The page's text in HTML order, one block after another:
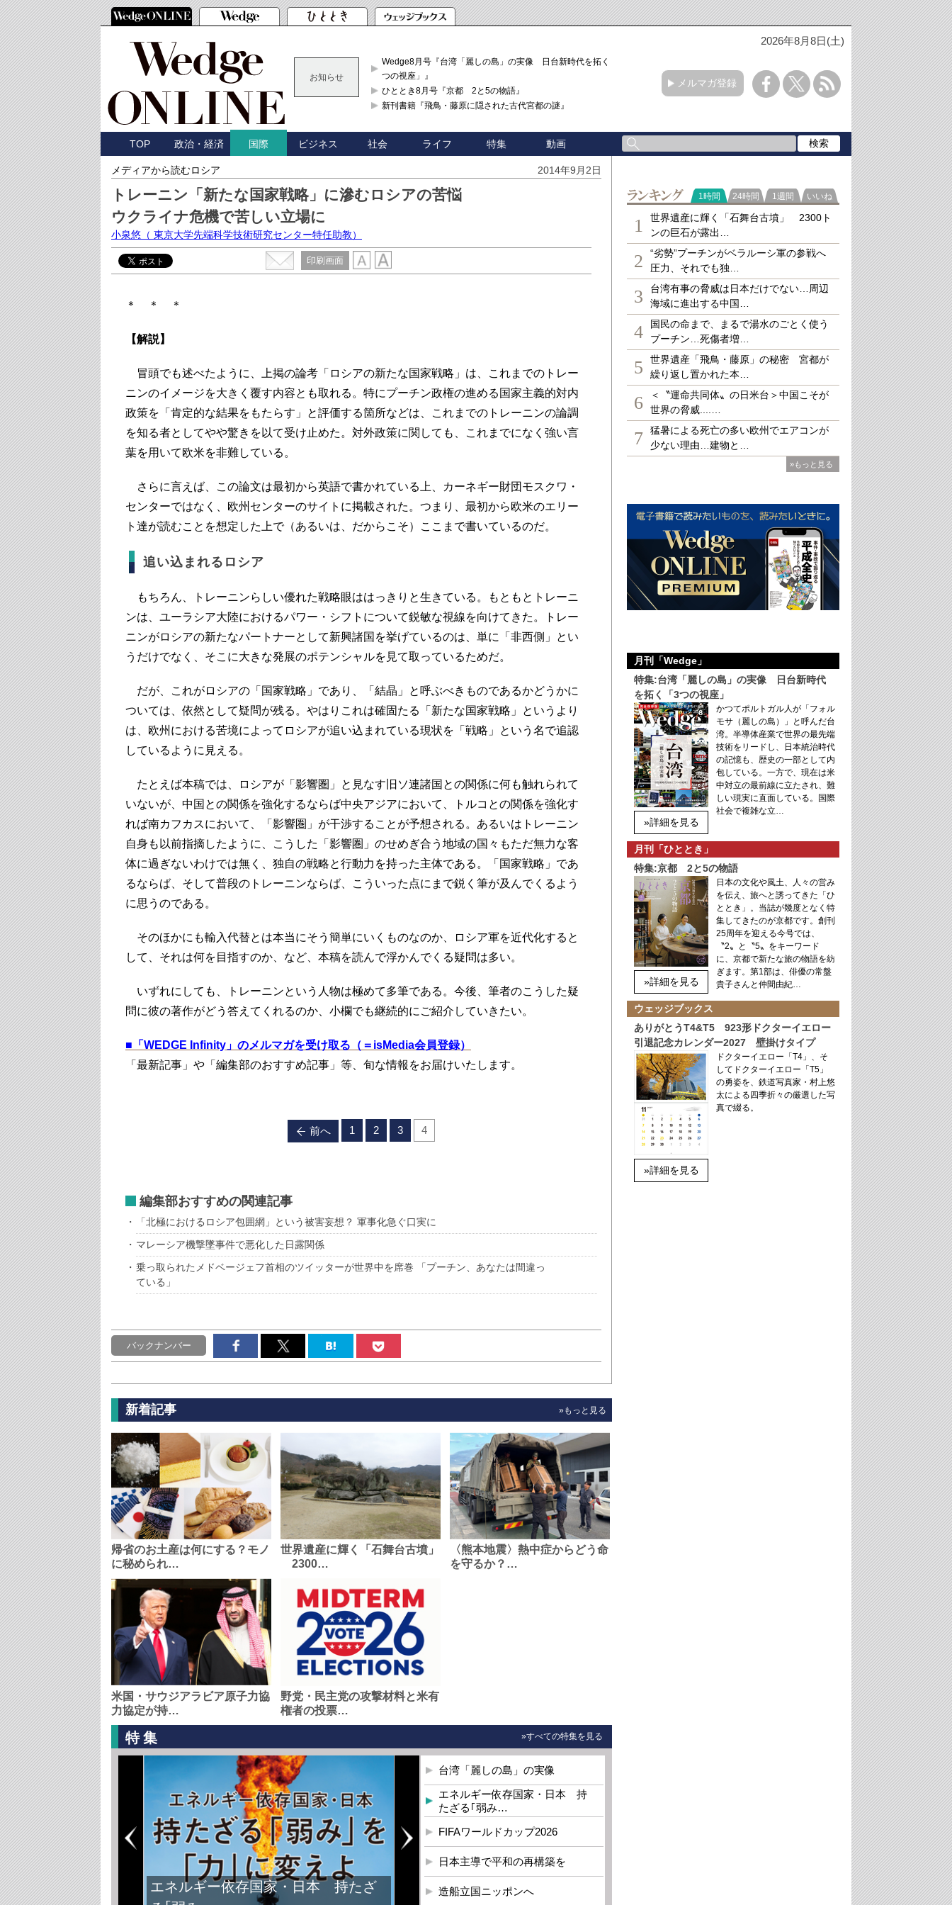
2026年8月8日(土)
お知らせ
Wedge8月号『台湾「麗しの島」の実像 日台新時代を拓く「3
つの視座」』
ひととき8月号『京都 2と5の物語』
新刊書籍『飛鳥・藤原に隠された古代宮都の謎』
メルマガ登録
TOP 政治・経済 国際 ビジネス 社会 ライフ 特集 動画
メディアから読むロシア 2014年9月2日
トレーニン「新たな国家戦略」に滲むロシアの苦悩
ウクライナ危機で苦しい立場に
小泉悠 （ 東京大学先端科学技術研究センター特任助教）
印刷画面
＊ ＊ ＊
【解説】
冒頭でも述べたように、上掲の論考「ロシアの新たな国家戦略」は、これまでのトレー
ニンのイメージを大きく覆す内容とも取れる。特にプーチン政権の進める国家主義的対内
政策を「肯定的な結果をもたらす」と評価する箇所などは、これまでのトレーニンの論調
を知る者としてやや驚きを以て受け止めた。対外政策に関しても、これまでになく強い言
葉を用いて欧米を非難している。
さらに言えば、この論文は最初から英語で書かれている上、カーネギー財団モスクワ・
センターではなく、欧州センターのサイトに掲載された。つまり、最初から欧米のエリー
ト達が読むことを想定した上で（あるいは、だからこそ）ここまで書いているのだ。
追い込まれるロシア
もちろん、トレーニンらしい優れた戦略眼ははっきりと生きている。もともとトレーニ
ンは、ユーラシア大陸におけるパワー・シフトについて鋭敏な視線を向けてきた。トレー
ニンがロシアの新たなパートナーとして新興諸国を挙げているのは、単に「非西側」とい
うだけでなく、そこに大きな発展のポテンシャルを見て取っているためだ。
だが、これがロシアの「国家戦略」であり、「結晶」と呼ぶべきものであるかどうかに
ついては、依然として疑問が残る。やはりこれは確固たる「新たな国家戦略」というより
は、欧州における苦境によってロシアが追い込まれている現状を「戦略」という名で追認
しているように見える。
たとえば本稿では、ロシアが「影響圏」と見なす旧ソ連諸国との関係に何も触れられて
いないが、中国との関係を強化するならば中央アジアにおいて、トルコとの関係を強化す
れば南カフカスにおいて、「影響圏」が干渉することが予想される。あるいはトレーニン
自身も以前指摘したように、こうした「影響圏」のせめぎ合う地域の国々もただ無力な客
体に過ぎないわけでは無く、独自の戦略と行動力を持った主体である。「国家戦略」であ
るならば、そして普段のトレーニンならば、こういった点にまで鋭く筆が及んでくるよう
に思うのである。
そのほかにも輸入代替とは本当にそう簡単にいくものなのか、ロシア軍を近代化すると
して、それは何を目指すのか、など、本稿を読んで浮かんでくる疑問は多い。
いずれにしても、トレーニンという人物は極めて多筆である。今後、筆者のこうした疑
問に彼の著作がどう答えてくれるのか、小欄でも継続的にご紹介していきたい。
■ 「WEDGE Infinity」のメルマガを受け取る（＝isMedia会員登録）
「最新記事」や「編集部のおすすめ記事」等、旬な情報をお届けいたします。
前へ 1 2 3 4
編集部おすすめの関連記事
「北極におけるロシア包囲網」という被害妄想？ 軍事化急ぐ口実に
マレーシア機撃墜事件で悪化した日露関係
乗っ取られたメドベージェフ首相のツイッターが世界中を席巻 「プーチン、あなたは間違っ
ている」
バックナンバー
新着記事 »もっと見る
帰省のお土産は何にする？モノ
に秘められ…
世界遺産に輝く「石舞台古墳」
2300…
〈熊本地震〉熱中症からどう命
を守るか？…
米国・サウジアラビア原子力協
力協定が持…
野党・民主党の攻撃材料と米有
権者の投票…
特集 »すべての特集を見る
エネルギー依存国家・日本 持たざ
台湾「麗しの島」の実像
エネルギー依存国家・日本 持
たざる｢弱み…
FIFAワールドカップ2026
日本主導で平和の再構築を
造船立国ニッポンへ
ランキング
1時間 24時間 1週間 いいね
1
世界遺産に輝く「石舞台古墳」 2300ト
ンの巨石が露出…
2
“劣勢”プーチンがベラルーシ軍の参戦へ
圧力、それでも独…
3
台湾有事の脅威は日本だけでない…周辺
海域に進出する中国…
4
国民の命まで、まるで湯水のごとく使う
プーチン…死傷者増…
5
世界遺産「飛鳥・藤原」の秘密 宮都が
繰り返し置かれた本…
6
＜〝運命共同体〟の日米台＞中国こそが
世界の脅威....…
7
猛暑による死亡の多い欧州でエアコンが
少ない理由…建物と…
»もっと見る
月刊「Wedge」
特集:台湾「麗しの島」の実像 日台新時代
を拓く「3つの視座」
»詳細を見る
かつてポルトガル人が「フォル
モサ（麗しの島）」と呼んだ台
湾。半導体産業で世界の最先端
技術をリードし、日本統治時代
の記憶も、歴史の一部として内
包している。一方で、現在は米
中対立の最前線に立たされ、難
しい現実に直面している。国際
社会で複雑な立…
月刊「ひととき」
特集:京都 2と5の物語
»詳細を見る
日本の文化や風土、人々の営み
を伝え、旅へと誘ってきた「ひ
ととき」。当誌が幾度となく特
集してきたのが京都です。創刊
25周年を迎える今号では、
〝2〟と〝5〟をキーワード
に、京都で新たな旅の物語を紡
ぎます。第1部は、俳優の常盤
貴子さんと仲間由紀…
ウェッジブックス
ありがとうT4&T5 923形ドクターイエロー
引退記念カレンダー2027 壁掛けタイプ
»詳細を見る
ドクターイエロー「T4」、そ
してドクターイエロー「T5」
の勇姿を、鉄道写真家・村上悠
太による四季折々の厳選した写
真で綴る。